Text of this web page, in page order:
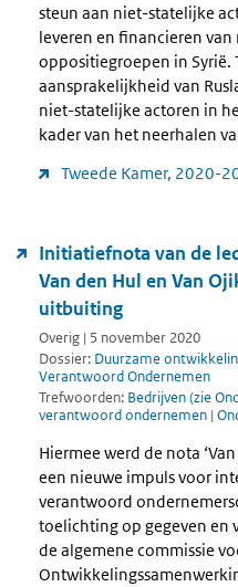
steun aan niet-statelijke
leveren en financieren
oppositiegroepen in Syrië.
aansprakelijkheid van
niet-statelijke actoren in
kader van het neerhalen
Tweede Kamer, 2020-
Initiatiefnota van de
Van den Hul en Van
uitbuiting
Overig | 5 november 2020
Dossier: Duurzame
Verantwoord Ondernemen
Trefwoorden: Bedrijven (zie
verantwoord ondernemen |
Hiermee werd de nota
een nieuwe impuls voor
verantwoord
toelichting op gegeven en
de algemene commissie